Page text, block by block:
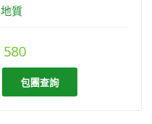
地質
580
包團查詢